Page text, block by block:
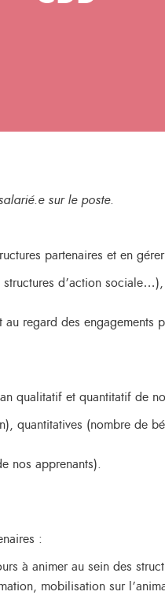
sur le poste.
partenaires et en
d’action
regard des engagements
qualitatif et quantitatif de
quantitatives (nombre de
nos apprenants).
:
à animer au sein des
mobilisation sur